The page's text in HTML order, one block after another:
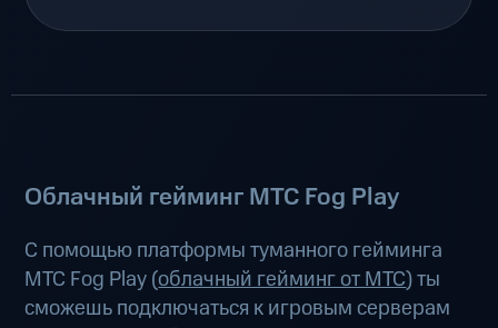
Облачный гейминг МТС Fog Play
С помощью платформы туманного гейминга
МТС Fog Play (облачный гейминг от МТС) ты
сможешь подключаться к игровым серверам